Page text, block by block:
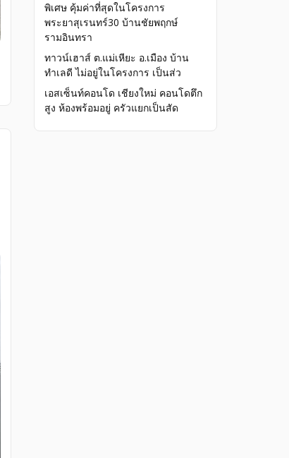
พิเศษ คุ้มค่าที่สุดในโครงการ
พระยาสุเรนทร์30 บ้านชัยพฤกษ์
รามอินทรา
ทาวน์เฮาส์ ต.แม่เหียะ อ.เมือง บ้าน
ทำเลดี ไม่อยู่ในโครงการ เป็นส่ว
เอสเซ็นท์คอนโด เชียงใหม่ คอนโดตึก
สูง ห้องพร้อมอยู่ ครัวแยกเป็นสัด